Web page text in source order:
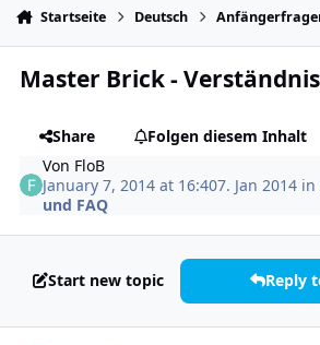
Startseite Deutsch
Master Brick -
Share
Folgen diesem Inhalt
Von FloB
January 7, 2014 at 16:407. Jan 2014 in
und FAQ
Start new topic Reply